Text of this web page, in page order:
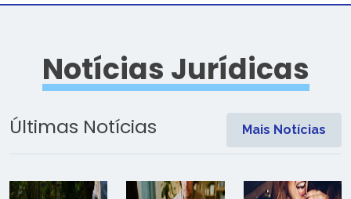
Notícias Jurídicas
Últimas Notícias Mais Notícias